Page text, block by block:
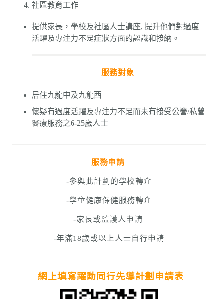
社區教育工作
提供家長，學校及社區人士講座, 提升他們對過度
活躍及專注力不足症狀方面的認識和接納。
服務對象
居住九龍中及九龍西
懷疑有過度活躍及專注力不足而未有接受公營/私營
醫療服務之6-25歲人士
服務申請
-參與此計劃的學校轉介
-學童健康保健服務轉介
-家長或監護人申請
-年滿18歲或以上人士自行申請
網上填寫躍動同行先導計劃申請表